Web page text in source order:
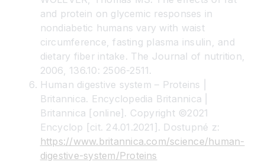
and protein on glycemic responses in
nondiabetic humans vary with waist
circumference, fasting plasma insulin, and
dietary fiber intake. The Journal of nutrition,
2006, 136.10: 2506-2511.
Human digestive system – Proteins |
Britannica. Encyclopedia Britannica |
Britannica [online]. Copyright ©2021
Encyclop [cit. 24.01.2021]. Dostupné z:
https://www.britannica.com/science/human-
digestive-system/Proteins